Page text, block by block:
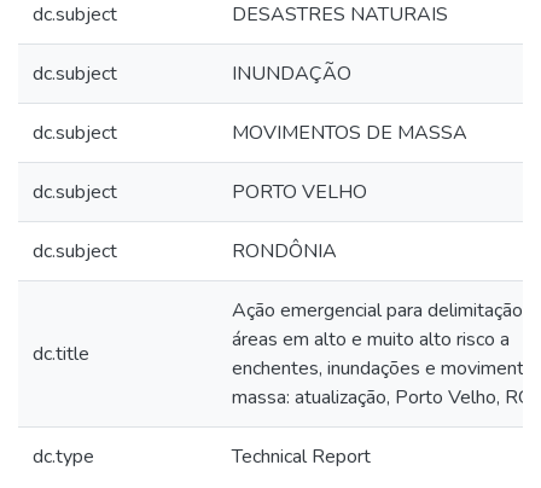
dc.subject DESASTRES NATURAIS
dc.subject INUNDAÇÃO
dc.subject MOVIMENTOS DE MASSA
dc.subject PORTO VELHO
dc.subject RONDÔNIA
dc.title
Ação emergencial para delimitação
áreas em alto e muito alto risco a
enchentes, inundações e
massa: atualização, Porto Velho, RO
dc.type Technical Report